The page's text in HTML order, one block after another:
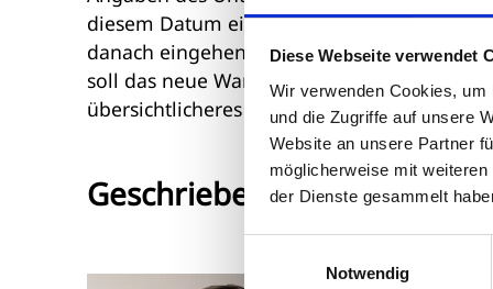
Diese Webseite verwendet
Wir verwenden Cookies,
und die Zugriffe auf unsere
Website an unsere Partner
möglicherweise mit
der Dienste gesammelt
Notwendig
diesem Datum eingehenden Aufträge
danach eingehen, stellt Wöhlk eine
soll das neue Warenwirtschaftssystem
übersichtlicheres Belegdesign sowie
Geschrieben von